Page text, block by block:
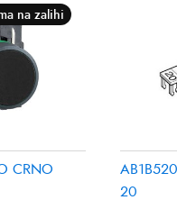
na zalihi
CRNO
20